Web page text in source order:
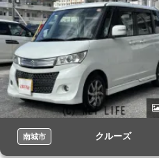
南城市 クルーズ